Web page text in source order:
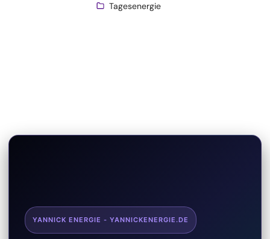
Tagesenergie
YANNICK ENERGIE - YANNICKENERGIE.DE